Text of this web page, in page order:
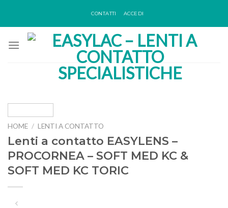
CONTATTI ACCEDI
HOME / LENTI A CONTATTO
Lenti a contatto EASYLENS –
PROCORNEA – SOFT MED KC &
SOFT MED KC TORIC